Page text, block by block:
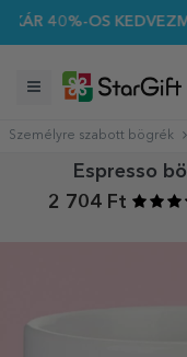
OS KEDVEZMÉNY
Személyre szabott bögrék
Espresso
2 704 Ft